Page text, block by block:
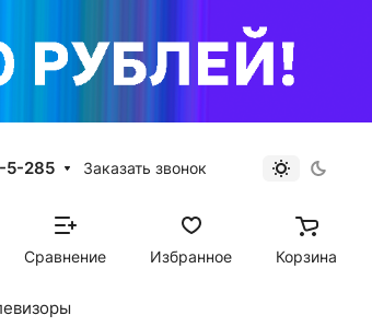
5-285 Заказать звонок
Сравнение Избранное Корзина